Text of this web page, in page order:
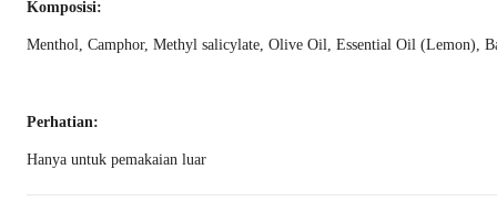
Komposisi:
Menthol, Camphor, Methyl salicylate, Olive Oil, Essential Oil (Lemon),
Perhatian:
Hanya untuk pemakaian luar